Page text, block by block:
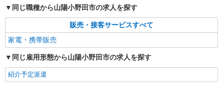
同じ職種から山陽小野田市の求人を探す
販売・接客サービスすべて
家電・携帯販売
同じ雇用形態から山陽小野田市の求人を探す
紹介予定派遣